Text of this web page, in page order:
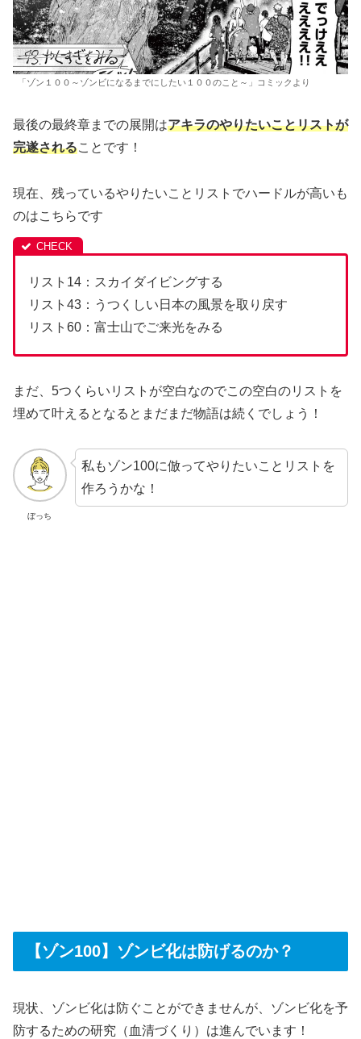
「ゾン１００～ゾンビになるまでにしたい１００のこと～」コミックより
最後の最終章までの展開はアキラのやりたいことリストが
完遂されることです！
現在、残っているやりたいことリストでハードルが高いも
のはこちらです
リスト14：スカイダイビングする
リスト43：うつくしい日本の風景を取り戻す
リスト60：富士山でご来光をみる
まだ、5つくらいリストが空白なのでこの空白のリストを
埋めて叶えるとなるとまだまだ物語は続くでしょう！
ぼっち
私もゾン100に倣ってやりたいことリストを
作ろうかな！
【ゾン100】ゾンビ化は防げるのか？
現状、ゾンビ化は防ぐことができませんが、ゾンビ化を予
防するための研究（血清づくり）は進んでいます！